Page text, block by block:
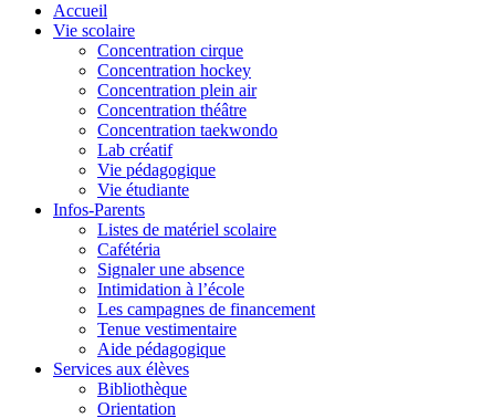
Accueil
Vie scolaire
Concentration cirque
Concentration hockey
Concentration plein air
Concentration théâtre
Concentration taekwondo
Lab créatif
Vie pédagogique
Vie étudiante
Infos-Parents
Listes de matériel scolaire
Cafétéria
Signaler une absence
Intimidation à l’école
Les campagnes de financement
Tenue vestimentaire
Aide pédagogique
Services aux élèves
Bibliothèque
Orientation